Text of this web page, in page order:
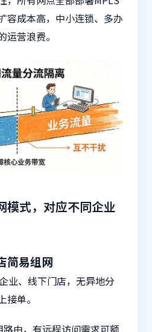
容成本高，中小连锁、多办
营浪费。
模式，对应不同企业
简易组网
业、线下门店，无异地分
单。
由，有远程访问需求可额